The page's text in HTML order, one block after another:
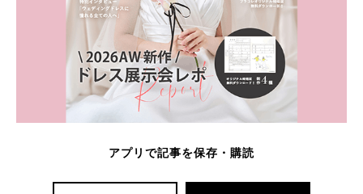
アプリで記事を保存・購読